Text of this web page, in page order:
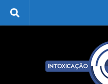
Skip to content